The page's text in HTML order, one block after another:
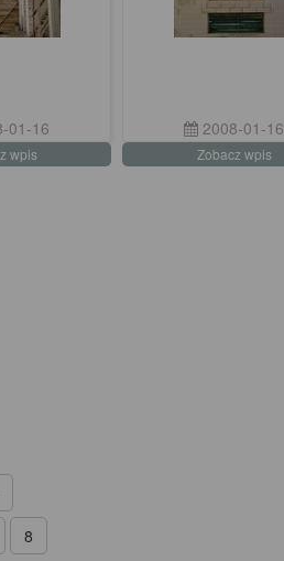
01-16
wpis
2008-01-16
Zobacz wpis
8